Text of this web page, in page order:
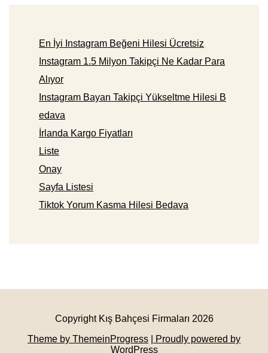
En İyi Instagram Beğeni Hilesi Ücretsiz
Instagram 1.5 Milyon Takipçi Ne Kadar Para
Alıyor
Instagram Bayan Takipçi Yükseltme Hilesi B
edava
İrlanda Kargo Fiyatları
Liste
Onay
Sayfa Listesi
Tiktok Yorum Kasma Hilesi Bedava
Copyright Kış Bahçesi Firmaları 2026
Theme by ThemeinProgress
| Proudly powered by
WordPress